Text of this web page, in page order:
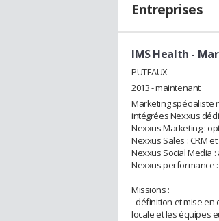
Entreprises
IMS Health -
PUTEAUX
2013 - maintenant
Marketing spécialiste
intégrées Nexxus
Nexxus Marketing :
Nexxus Sales : CRM
Nexxus Social Media
Nexxus performance
Missions :
- définition et mise en
locale et les équipes